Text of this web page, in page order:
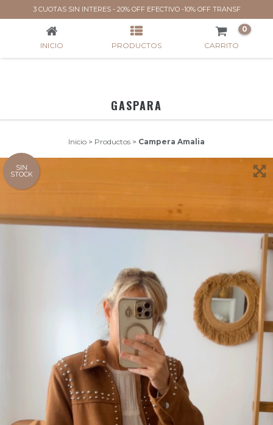
3 CUOTAS SIN INTERES - 20% OFF EFECTIVO -10% OFF TRANSF
CAMPERA AMALIA
INICIO PRODUCTOS CARRITO
0
GASPARA
Inicio > Productos > Campera Amalia
SIN
STOCK